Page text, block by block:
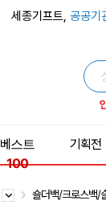
세종기프트, 공공기
베스트
100
기획전
숄더백/크로스백/